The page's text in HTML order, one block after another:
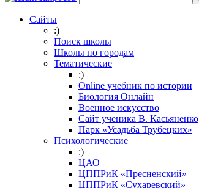
Сайты
:)
Поиск школы
Школы по городам
Тематические
:)
Online учебник по истории
Биология Онлайн
Военное искусство
Cайт ученика В. Касьяненко
Парк «Усадьба Трубецких»
Психологические
:)
ЦАО
ЦППРиК «Пресненский»
ЦППРиК «Сухаревский»